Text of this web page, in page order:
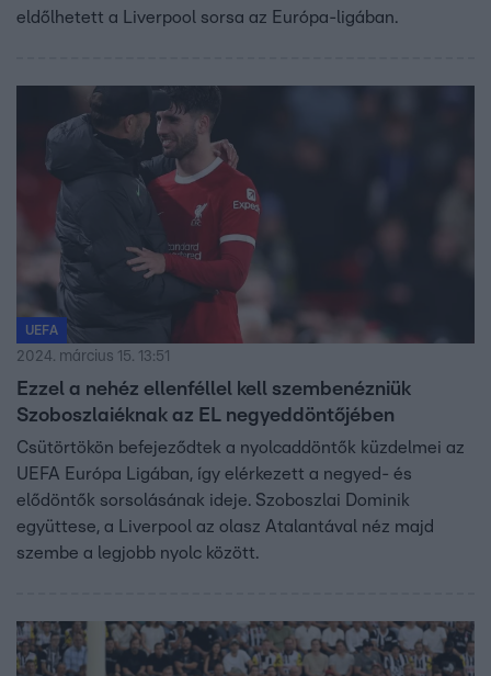
eldőlhetett a Liverpool sorsa az Európa-ligában.
UEFA
2024. március 15. 13:51
Ezzel a nehéz ellenféllel kell szembenézniük
Szoboszlaiéknak az EL negyeddöntőjében
Csütörtökön befejeződtek a nyolcaddöntők küzdelmei az
UEFA Európa Ligában, így elérkezett a negyed- és
elődöntők sorsolásának ideje. Szoboszlai Dominik
együttese, a Liverpool az olasz Atalantával néz majd
szembe a legjobb nyolc között.